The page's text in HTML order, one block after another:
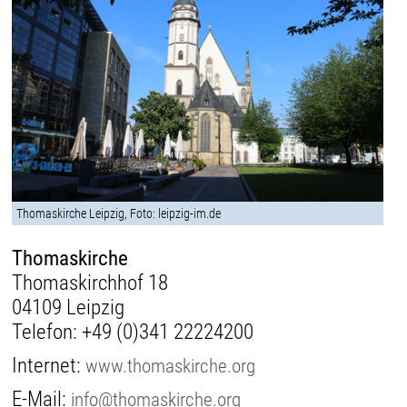
Thomaskirche Leipzig, Foto: leipzig-im.de
Thomaskirche
Thomaskirchhof 18
04109 Leipzig
Telefon: +49 (0)341 22224200
Internet:www.thomaskirche.org
E-Mail: info@thomaskirche.org